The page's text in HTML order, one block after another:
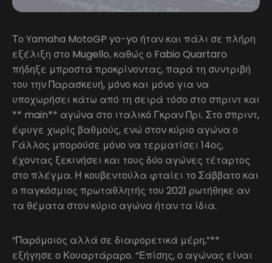
Το Yamaha MotoGP yo-yo ήταν και πάλι σε πλήρη
εξέλιξη στο Mugello, καθώς ο Fabio Quartaro
πήδηξε μπροστά προκρίνοντας, παρά τη συντριβή
του την Παρασκευή, μόνο και μόνο για να
υποχωρήσει κάτω από τη σειρά τόσο στο σπριντ και
** main** αγώνα στο ιταλικό Γκραν Πρι. Στο σπριντ,
έφυγε χωρίς βαθμούς, ενώ στον κύριο αγώνα ο
Γάλλος μπορούσε μόνο να τερματίσει 14ος,
έχοντας ξεκινήσει και τους δύο αγώνες τέταρτος
στο πλέγμα. Η κουβεντούλα φταίει το Σάββατο και
ο παγκόσμιος πρωταθλητής του 2021 ρωτήθηκε αν
τα θέματα στον κύριο αγώνα ήταν τα ίδια.
“Παρόμοιος αλλά σε διαφορετικά μέρη,”**
εξήγησε ο Κουαρτάραρο. “Επίσης, ο αγώνας είναι